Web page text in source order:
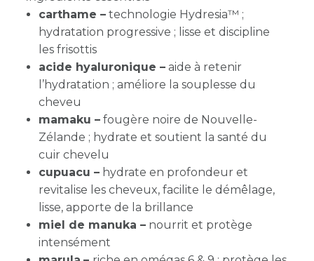
carthame – technologie Hydresia™ ;
hydratation progressive ; lisse et discipline
les frisottis
acide hyaluronique – aide à retenir
l’hydratation ; améliore la souplesse du
cheveu
mamaku – fougère noire de Nouvelle-
Zélande ; hydrate et soutient la santé du
cuir chevelu
cupuacu – hydrate en profondeur et
revitalise les cheveux, facilite le démêlage,
lisse, apporte de la brillance
miel de manuka – nourrit et protège
intensément